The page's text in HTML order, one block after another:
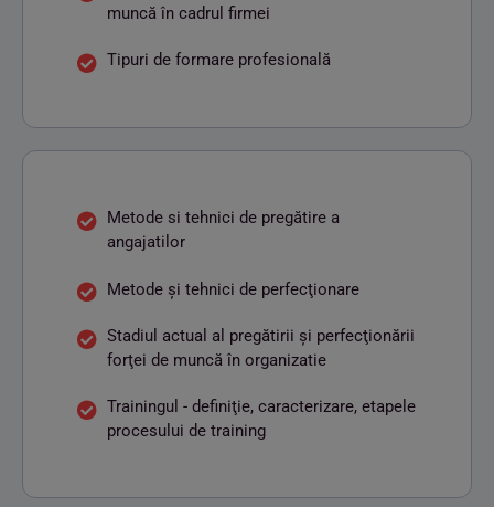
muncă în cadrul firmei
Tipuri de formare profesională
Metode si tehnici de pregătire a
angajatilor
Metode şi tehnici de perfecţionare
Stadiul actual al pregătirii şi perfecţionării
forţei de muncă în organizatie
Trainingul - definiţie, caracterizare, etapele
procesului de training